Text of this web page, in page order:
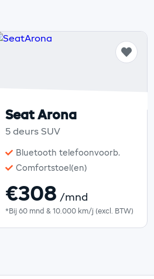
Seat Arona
5 deurs SUV
Bluetooth telefoonvoorb.
Comfortstoel(en)
€308 /mnd
*Bij 60 mnd & 10.000 km/j (excl. BTW)